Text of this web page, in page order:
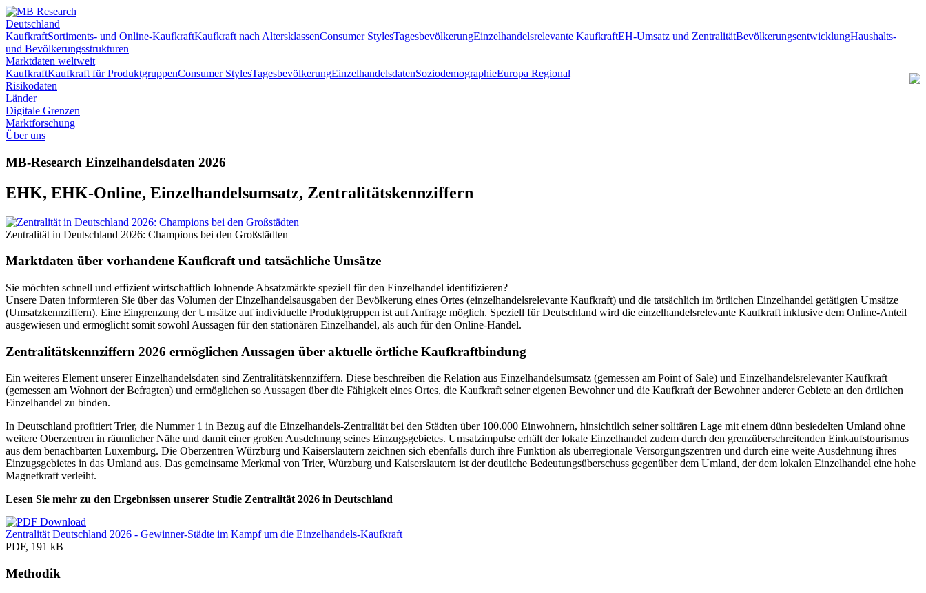
Deutschland
KaufkraftSortiments- und Online-KaufkraftKaufkraft nach AltersklassenConsumer StylesTagesbevölkerungEinzelhandelsrelevante KaufkraftEH-Umsatz und ZentralitätBevölkerungsentwicklungHaushalts-
und Bevölkerungsstrukturen
Marktdaten weltweit
KaufkraftKaufkraft für ProduktgruppenConsumer StylesTagesbevölkerungEinzelhandelsdatenSoziodemographieEuropa Regional
Risikodaten
Länder
Digitale Grenzen
Marktforschung
Über uns
MB-Research Einzelhandelsdaten 2026
EHK, EHK-Online, Einzelhandelsumsatz, Zentralitätskennziffern
Zentralität in Deutschland 2026: Champions bei den Großstädten
Marktdaten über vorhandene Kaufkraft und tatsächliche Umsätze
Sie möchten schnell und effizient wirtschaftlich lohnende Absatzmärkte speziell für den Einzelhandel identifizieren?
Unsere Daten informieren Sie über das Volumen der Einzelhandelsausgaben der Bevölkerung eines Ortes (einzelhandelsrelevante Kaufkraft) und die tatsächlich im örtlichen Einzelhandel getätigten Umsätze
(Umsatzkennziffern). Eine Eingrenzung der Umsätze auf individuelle Produktgruppen ist auf Anfrage möglich. Speziell für Deutschland wird die einzelhandelsrelevante Kaufkraft inklusive dem Online-Anteil
ausgewiesen und ermöglicht somit sowohl Aussagen für den stationären Einzelhandel, als auch für den Online-Handel.
Zentralitätskennziffern 2026 ermöglichen Aussagen über aktuelle örtliche Kaufkraftbindung
Ein weiteres Element unserer Einzelhandelsdaten sind Zentralitätskennziffern. Diese beschreiben die Relation aus Einzelhandelsumsatz (gemessen am Point of Sale) und Einzelhandelsrelevanter Kaufkraft
(gemessen am Wohnort der Befragten) und ermöglichen so Aussagen über die Fähigkeit eines Ortes, die Kaufkraft seiner eigenen Bewohner und die Kaufkraft der Bewohner anderer Gebiete an den örtlichen
Einzelhandel zu binden.
In Deutschland profitiert Trier, die Nummer 1 in Bezug auf die Einzelhandels-Zentralität bei den Städten über 100.000 Einwohnern, hinsichtlich seiner solitären Lage mit einem dünn besiedelten Umland ohne
weitere Oberzentren in räumlicher Nähe und damit einer großen Ausdehnung seines Einzugsgebietes. Umsatzimpulse erhält der lokale Einzelhandel zudem durch den grenzüberschreitenden Einkaufstourismus
aus dem benachbarten Luxemburg. Die Oberzentren Würzburg und Kaiserslautern zeichnen sich ebenfalls durch ihre Funktion als überregionale Versorgungszentren und durch eine weite Ausdehnung ihres
Einzugsgebietes in das Umland aus. Das gemeinsame Merkmal von Trier, Würzburg und Kaiserslautern ist der deutliche Bedeutungsüberschuss gegenüber dem Umland, der dem lokalen Einzelhandel eine hohe
Magnetkraft verleiht.
Lesen Sie mehr zu den Ergebnissen unserer Studie Zentralität 2026 in Deutschland
Zentralität Deutschland 2026 - Gewinner-Städte im Kampf um die Einzelhandels-Kaufkraft
PDF, 191 kB
Methodik